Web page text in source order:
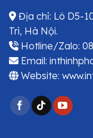
Địa chỉ: Lô D5-
Trì, Hà Nội.
Hotline/Zalo:
Email:
Website: